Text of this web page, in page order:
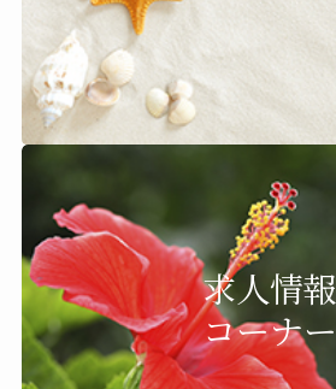
求人情報
コーナー